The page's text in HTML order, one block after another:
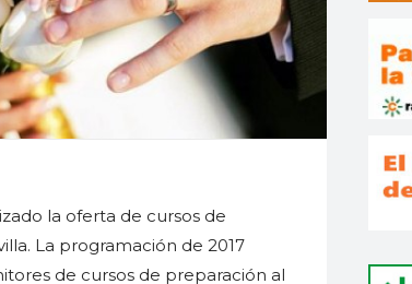
la oferta de cursos de
La programación de 2017
de cursos de preparación al